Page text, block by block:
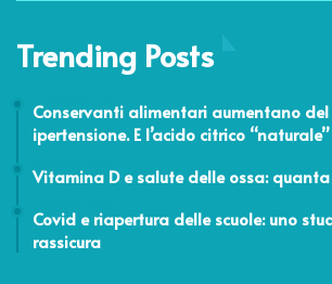
Trending Posts
Conservanti alimentari aumentano
ipertensione. E l’acido citrico
Vitamina D e salute delle ossa: quanta
Covid e riapertura delle scuole: uno
rassicura